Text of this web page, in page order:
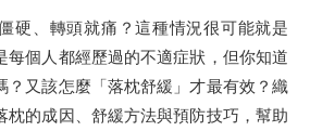
硬、轉頭就痛？這種情況很可能就是
每個人都經歷過的不適症狀，但你知道
？又該怎麼「落枕舒緩」才最有效？織
枕的成因、舒緩方法與預防技巧，幫助